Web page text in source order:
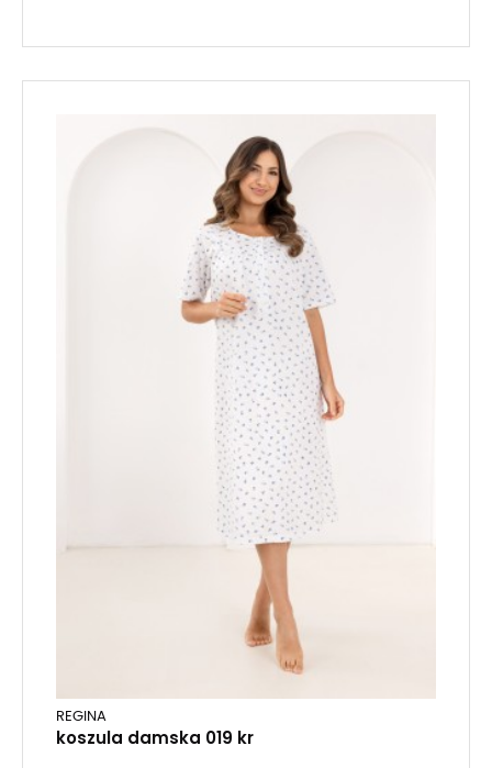
REGINA
koszula damska 019 kr